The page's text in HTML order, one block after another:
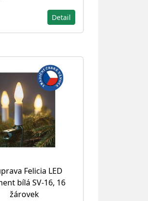
Detail
Felicia LED
bílá SV-16, 16
žárovek